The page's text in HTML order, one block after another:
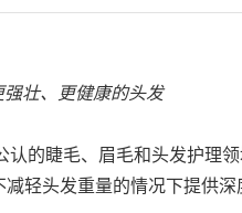
壮、更健康的头发
的睫毛、眉毛和头发护理
轻头发重量的情况下提供深